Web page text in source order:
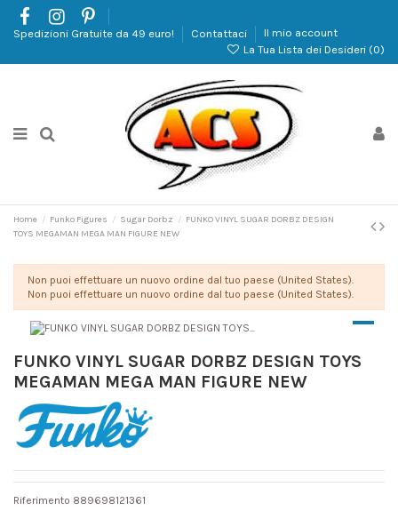
Spedizioni Gratuite da 49 euro! Contattaci
Il mio account
La Tua Lista dei Desideri (0)
Home Funko Figures Sugar Dorbz
FUNKO VINYL SUGAR DORBZ DESIGN
TOYS MEGAMAN MEGA MAN FIGURE NEW
Non puoi effettuare un nuovo ordine dal tuo paese (United States).
Non puoi effettuare un nuovo ordine dal tuo paese (United States).
FUNKO VINYL SUGAR DORBZ DESIGN TOYS
MEGAMAN MEGA MAN FIGURE NEW
Riferimento 889698121361